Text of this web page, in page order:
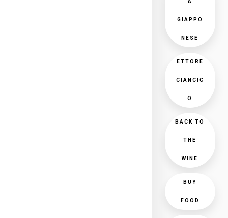
A
GIAPPO
NESE
ETTORE
CIANCIC
O
BACK TO
THE
WINE
BUY
FOOD